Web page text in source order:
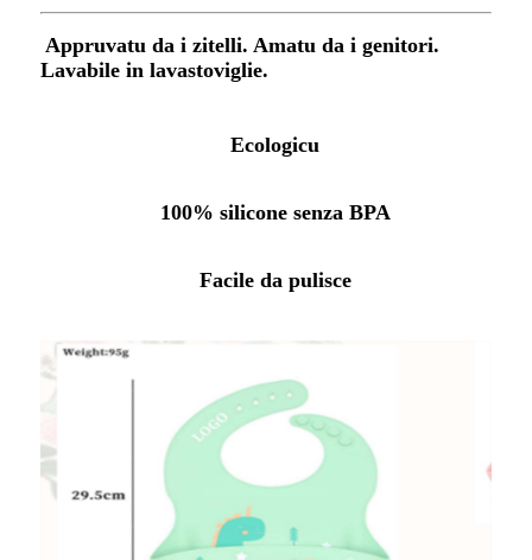
Appruvatu da i zitelli. Amatu da i genitori.
Lavabile in lavastoviglie.
Ecologicu
100% silicone senza BPA
Facile da pulisce